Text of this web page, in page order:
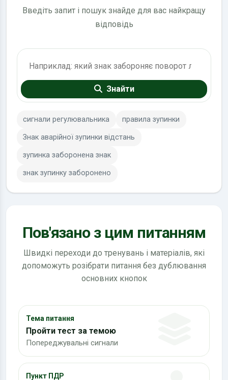
Введіть запит і пошук знайде для вас найкращу
відповідь
Знайти
сигнали регулювальника правила зупинки
Знак аварійної зупинки відстань
зупинка заборонена знак
знак зупинку заборонено
Пов'язано з цим питанням
Швидкі переходи до тренувань і матеріалів, які
допоможуть розібрати питання без дублювання
основних кнопок
Тема питання
Пройти тест за темою
Попереджувальні сигнали
Пункт ПДР